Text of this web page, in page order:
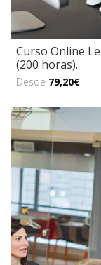
Curso Online
(200 horas).
Desde 79,20€